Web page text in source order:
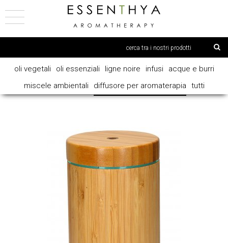
oli vegetali oli essenziali ligne noire infusi
acque e burri
miscele ambientali
diffusore per aromaterapia tutti